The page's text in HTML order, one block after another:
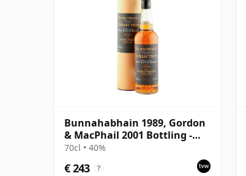
Bunnahabhain 1989, Gordon
& MacPhail 2001 Bottling -
The MacPhail's Collection
70cl • 40%
€ 243 ?